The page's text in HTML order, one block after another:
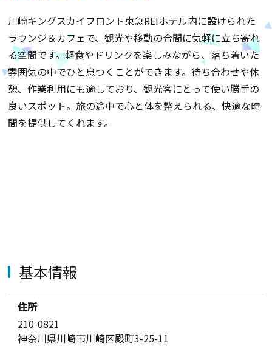
川崎キングスカイフロント東急REIホテル内に設けられた
ラウンジ＆カフェで、観光や移動の合間に気軽に立ち寄れ
る空間です。軽食やドリンクを楽しみながら、落ち着いた
雰囲気の中でひと息つくことができます。待ち合わせや休
憩、作業利用にも適しており、観光客にとって使い勝手の
良いスポット。旅の途中で心と体を整えられる、快適な時
間を提供してくれます。
基本情報
住所
210-0821
神奈川県川崎市川崎区殿町3-25-11